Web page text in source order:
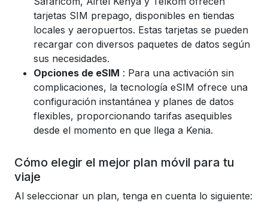
tarjetas SIM prepago, disponibles en tiendas
locales y aeropuertos. Estas tarjetas se pueden
recargar con diversos paquetes de datos según
sus necesidades.
Opciones de eSIM : Para una activación sin
complicaciones, la tecnología eSIM ofrece una
configuración instantánea y planes de datos
flexibles, proporcionando tarifas asequibles
desde el momento en que llega a Kenia.
Cómo elegir el mejor plan móvil para tu
viaje
Al seleccionar un plan, tenga en cuenta lo siguiente: